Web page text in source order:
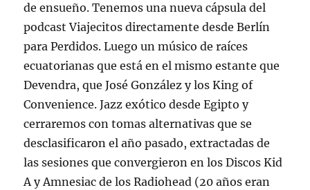
de ensueño. Tenemos una nueva cápsula del
podcast Viajecitos directamente desde Berlín
para Perdidos. Luego un músico de raíces
ecuatorianas que está en el mismo estante que
Devendra, que José González y los King of
Convenience. Jazz exótico desde Egipto y
cerraremos con tomas alternativas que se
desclasificaron el año pasado, extractadas de
las sesiones que convergieron en los Discos Kid
A y Amnesiac de los Radiohead (20 años eran